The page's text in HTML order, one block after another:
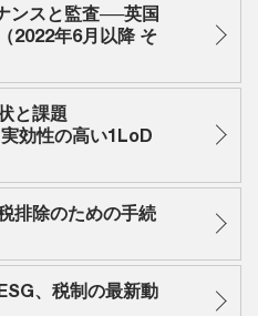
ンスと監査──英国
2022年6月以降 そ
と課題
効性の高い1LoD
排除のための手続
、税制の最新動